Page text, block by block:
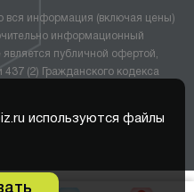
используются файлы
вся информация (включая цены)
информационный
публичной офертой,
(2) Гражданского кодекса